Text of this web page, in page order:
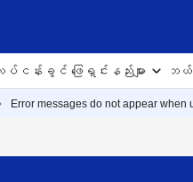
ပ်ငန်းခွင် ဖြေရှင်းနည်းများ ဘ
Error messages do not appear when